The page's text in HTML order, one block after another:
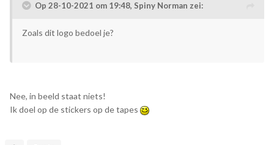
Op 28-10-2021 om 19:48, Spiny Norman zei:
Zoals dit logo bedoel je?
Nee, in beeld staat niets!
Ik doel op de stickers op de tapes